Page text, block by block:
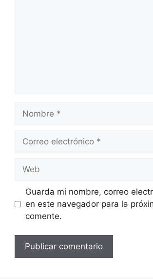
Nombre
Correo
Web
Guarda mi nombre, correo
en este navegador para la
comente.